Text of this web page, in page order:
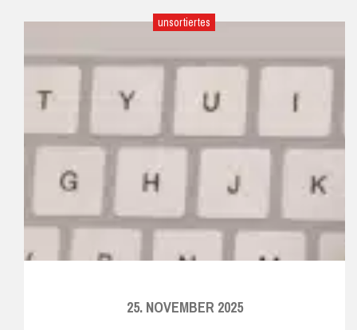
unsortiertes
25. NOVEMBER 2025